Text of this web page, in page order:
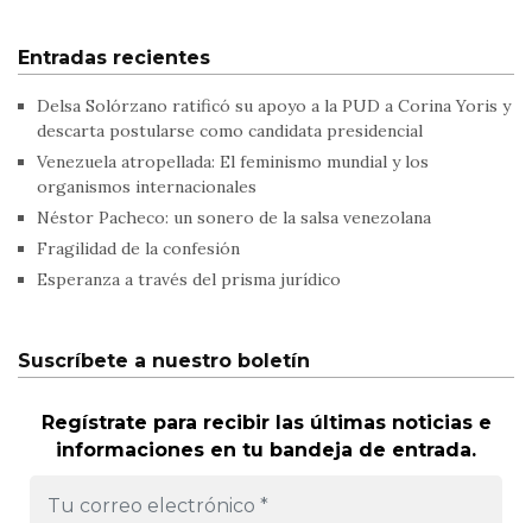
Entradas recientes
Delsa Solórzano ratificó su apoyo a la PUD a Corina Yoris y
descarta postularse como candidata presidencial
Venezuela atropellada: El feminismo mundial y los
organismos internacionales
Néstor Pacheco: un sonero de la salsa venezolana
Fragilidad de la confesión
Esperanza a través del prisma jurídico
Suscríbete a nuestro boletín
Regístrate para recibir las últimas noticias e
informaciones en tu bandeja de entrada.